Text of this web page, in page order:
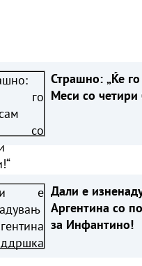
Страшно: „Ќе
Меси со
Дали е
Аргентина со
за Инфантино!